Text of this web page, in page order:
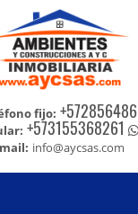
fijo: +572856486
+573155368261
info@aycsas.com